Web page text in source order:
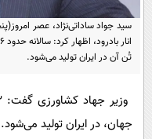
تُن آن در ایران تولید می‌شود.
جهان، در ایران تولید می‌شود.